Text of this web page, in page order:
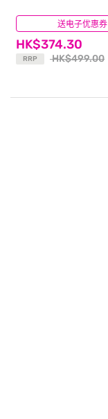
送电子优惠券
HK$374.30
RRP HK$499.00
(0)